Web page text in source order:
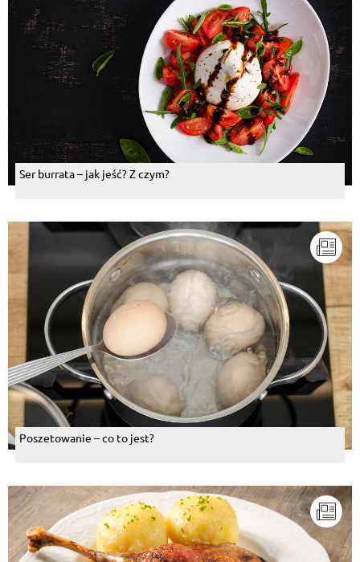
Ser burrata – jak jeść? Z czym?
Poszetowanie – co to jest?